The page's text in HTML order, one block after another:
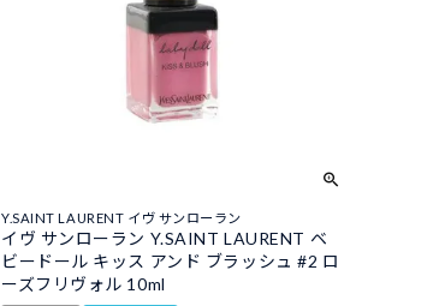
Y.SAINT LAURENT イヴ サンローラン
イヴ サンローラン Y.SAINT LAURENT ベ
ビードール キッス アンド ブラッシュ #2 ロ
ーズフリヴォル 10ml